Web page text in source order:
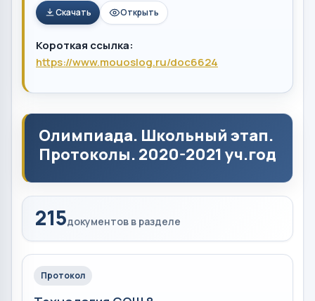
Скачать Открыть
Короткая ссылка:
https://www.mouoslog.ru/doc6624
Олимпиада. Школьный этап.
Протоколы. 2020-2021 уч.год
215документов в разделе
Протокол